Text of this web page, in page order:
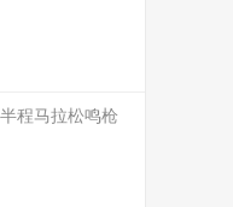
程马拉松鸣枪